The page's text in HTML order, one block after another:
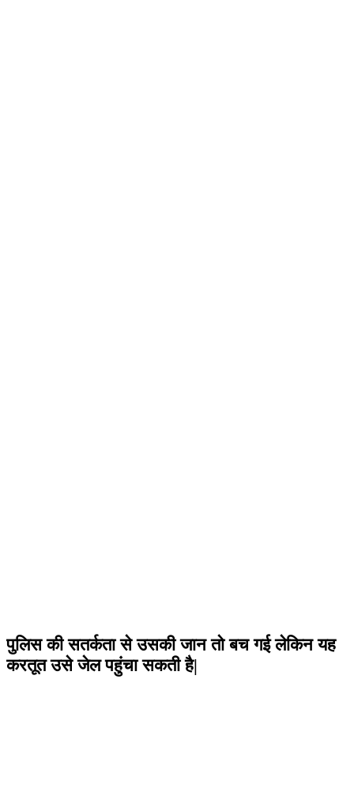
पुलिस की सतर्कता से उसकी जान तो बच गई लेकिन यह
करतूत उसे जेल पहुंचा सकती है|